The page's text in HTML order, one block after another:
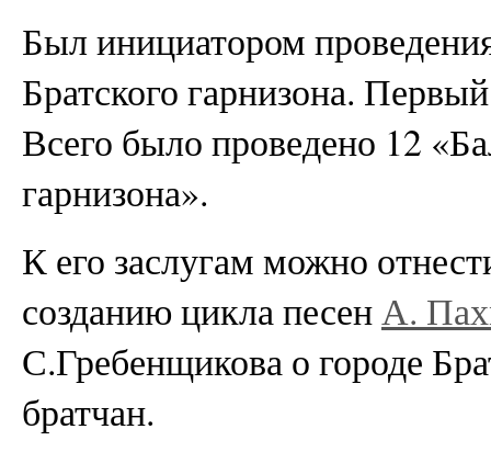
Был инициатором
Братского гарнизона.
Всего было проведено 12
гарнизона».
К его заслугам можно
созданию цикла песенА.
С.Гребенщикова о городе
братчан.